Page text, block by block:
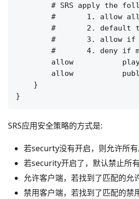
# SRS apply the
#       1. allow
#       2. default
#       3. allow
#       4. deny if
allow
allow
    }
SRS应用安全策略的方式是:
若securty没有开启，则允许所有
若security开启了，默认禁止所有
允许客户端，若找到了匹配的允
禁用客户端，若找到了匹配的禁